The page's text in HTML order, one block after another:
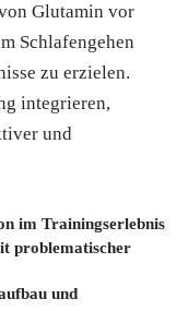
Glutamin vor
Schlafengehen
zu erzielen.
integrieren,
und
im Trainingserlebnis
problematischer
und